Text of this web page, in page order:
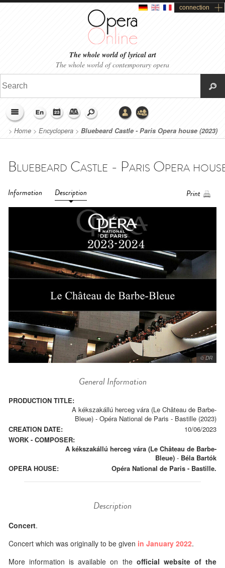
connection
The whole world of lyrical art
The whole world of contemporary opera
> Home > Encyclopera > Bluebeard Castle - Paris Opera house (2023)
Information Description Print
© DR
General Information
PRODUCTION TITLE:
A kékszakállú herceg vára (Le Château de Barbe-
Bleue) - Opéra National de Paris - Bastille (2023)
CREATION DATE:
10/06/2023
WORK - COMPOSER:
A kékszakállú herceg vára (Le Château de Barbe-
Bleue) - Béla Bartók
OPERA HOUSE:
Opéra National de Paris - Bastille.
Description
Concert.
Concert which was originally to be given in January 2022.
More information is available on the official website of the